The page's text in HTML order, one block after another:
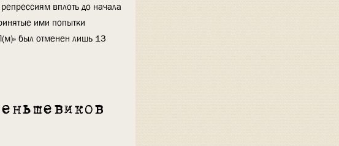
вплоть до начала
ими попытки
был отменен лишь 13